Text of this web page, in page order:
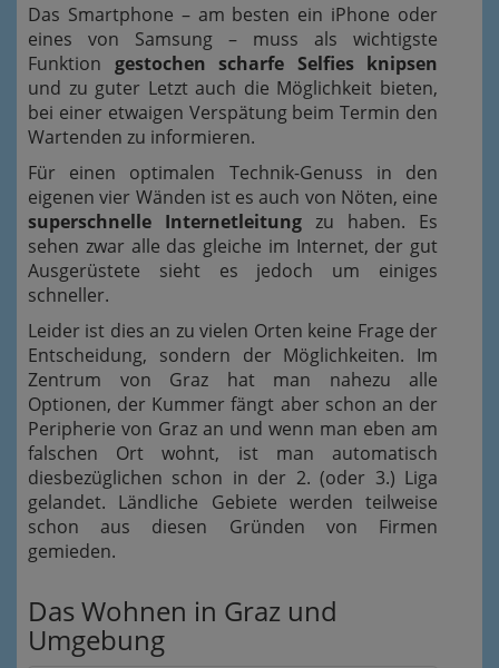
Das Smartphone – am besten ein iPhone oder
eines von Samsung – muss als wichtigste
Funktion gestochen scharfe Selfies knipsen
und zu guter Letzt auch die Möglichkeit bieten,
bei einer etwaigen Verspätung beim Termin den
Wartenden zu informieren.
Für einen optimalen Technik-Genuss in den
eigenen vier Wänden ist es auch von Nöten, eine
superschnelle Internetleitung zu haben. Es
sehen zwar alle das gleiche im Internet, der gut
Ausgerüstete sieht es jedoch um einiges
schneller.
Leider ist dies an zu vielen Orten keine Frage der
Entscheidung, sondern der Möglichkeiten. Im
Zentrum von Graz hat man nahezu alle
Optionen, der Kummer fängt aber schon an der
Peripherie von Graz an und wenn man eben am
falschen Ort wohnt, ist man automatisch
diesbezüglichen schon in der 2. (oder 3.) Liga
gelandet. Ländliche Gebiete werden teilweise
schon aus diesen Gründen von Firmen
gemieden.
Das Wohnen in Graz und
Umgebung